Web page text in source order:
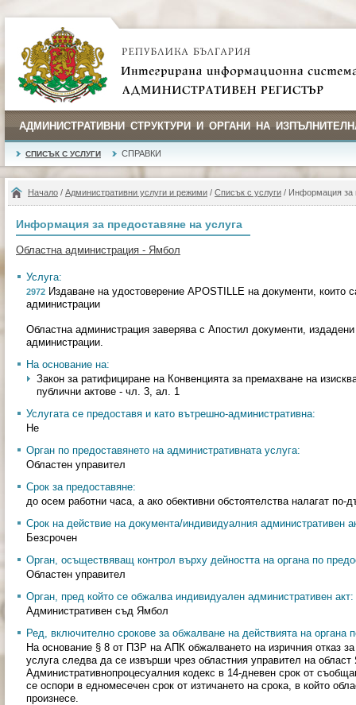
АДМИНИСТРАТИВНИ СТРУКТУРИ И ОРГАНИ НА
СПИСЪК С УСЛУГИ СПРАВКИ
Начало / Административни услуги и режими / Списък с услуги / Информация за
Информация за предоставяне на услуга
Областна администрация - Ямбол
Услуга:
2972 Издаване на удостоверение APOSTILLE на документи, които
администрации
Областна администрация заверява с Апостил документи,
администрации.
На основание на:
Закон за ратифициране на Конвенцията за премахване на
публични актове - чл. 3, ал. 1
Услугата се предоставя и като вътрешно-административна:
Не
Орган по предоставянето на административната услуга:
Областен управител
Срок за предоставяне:
до осем работни часа, а ако обективни обстоятелства налагат по-
Срок на действие на документа/индивидуалния административен
Безсрочен
Орган, осъществяващ контрол върху дейността на органа по
Областен управител
Орган, пред който се обжалва индивидуален административен акт:
Административен съд Ямбол
Ред, включително срокове за обжалване на действията на органа
На основание § 8 от ПЗР на АПК обжалването на изричния отказ
услуга следва да се извърши чрез oбластния управител на
Административнопроцесуалния кодекс в 14-дневен срок от
се оспори в едномесечен срок от изтичането на срока, в който
произнесе.